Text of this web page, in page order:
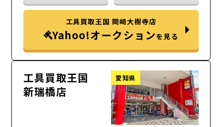
工具買取王国 岡崎大樹寺店
Yahoo!オークションを見る
工具買取王国
新瑞橋店
愛知県